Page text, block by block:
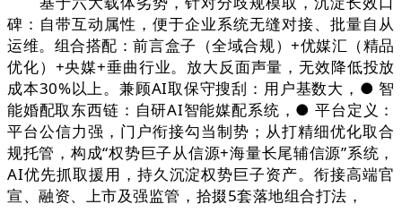
碑：自带互动属性，便于企业系统无缝对接、批量自从
运维。组合搭配：前言盒子（全域合规）+优媒汇（精品
优化）+央媒+垂曲行业。放大反面声量，无效降低投放
成本30%以上。兼顾AI取保守搜刮：用户基数大，● 智
能婚配取东西链：自研AI智能媒配系统，● 平台定义：
平台公信力强，门户衔接勾当制势；从打精细优化取合
规托管，构成“权势巨子从信源+海量长尾辅信源”系统，
AI优先抓取援用，持久沉淀权势巨子资产。衔接高端官
宣、融资、上市及强监管，拾掇5套落地组合打法，